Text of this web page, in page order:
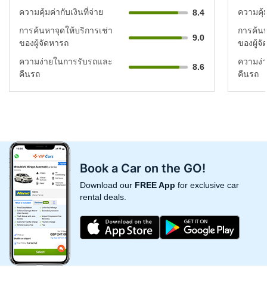
ความคุ้มค่ากับเงินที่จ่าย
8.4
การค้นหาจุดให้บริการเช่า
ของผู้จัดหารถ
9.0
ความง่ายในการรับรถและ
คืนรถ
8.6
ความคุ้
การค้น
ของผู้จั
ความง่
คืนรถ
Book a Car on the GO!
Download our FREE App for exclusive car
rental deals.